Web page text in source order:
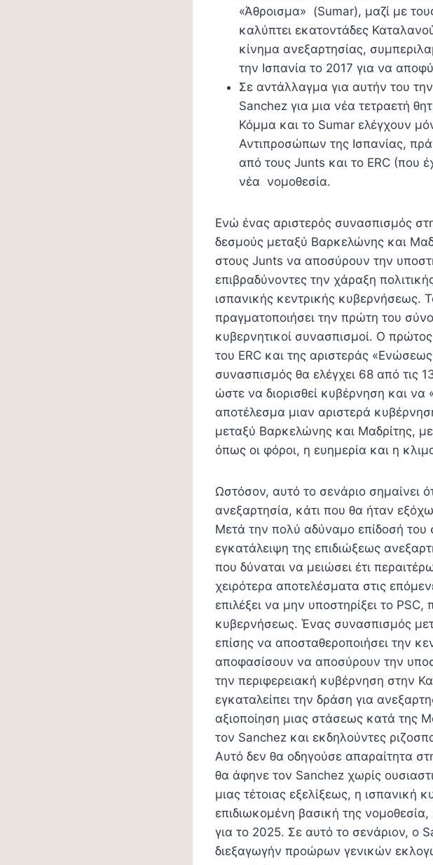
«Άθροισμα» (Sumar), μαζί με
καλύπτει εκατοντάδες
κίνημα ανεξαρτησίας,
την Ισπανία το 2017 για να
Σε αντάλλαγμα για αυτήν του
Sanchez για μια νέα τετραετή
Κόμμα και το Sumar ελέγχουν
Αντιπροσώπων της Ισπανίας,
από τους Junts και το ERC (που
νέα νομοθεσία.
Ενώ ένας αριστερός συνασπισμός
δεσμούς μεταξύ Βαρκελώνης και
στους Junts να αποσύρουν την
επιβραδύνοντες την χάραξη
ισπανικής κεντρικής κυβερνήσεως.
πραγματοποιήσει την πρώτη του
κυβερνητικοί συνασπισμοί. Ο
του ERC και της αριστεράς
συνασπισμός θα ελέγχει 68 από τις
ώστε να διορισθεί κυβέρνηση και
αποτέλεσμα μιαν αριστερά
μεταξύ Βαρκελώνης και Μαδρίτης,
όπως οι φόροι, η ευημερία και η
Ωστόσον, αυτό το σενάριο σημαίνει
ανεξαρτησία, κάτι που θα ήταν
Μετά την πολύ αδύναμο επίδοσή του
εγκατάλειψη της επιδιώξεως
που δύναται να μειώσει έτι
χειρότερα αποτελέσματα στις
επιλέξει να μην υποστηρίξει το
κυβερνήσεως. Ένας συνασπισμός
επίσης να αποσταθεροποιήσει την
αποφασίσουν να αποσύρουν την
την περιφερειακή κυβέρνηση στην
εγκαταλείπει την δράση για
αξιοποίηση μιας στάσεως κατά της
τον Sanchez και εκδηλούντες
Αυτό δεν θα οδηγούσε απαραίτητα
θα άφηνε τον Sanchez χωρίς
μιας τέτοιας εξελίξεως, η ισπανική
επιδιωκομένη βασική της
για το 2025. Σε αυτό το σενάριον, ο
διεξαγωγήν προώρων γενικών